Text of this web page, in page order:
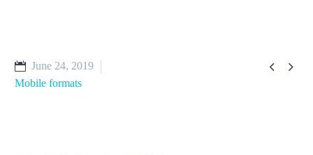
 
June 24, 2019
Mobile formats